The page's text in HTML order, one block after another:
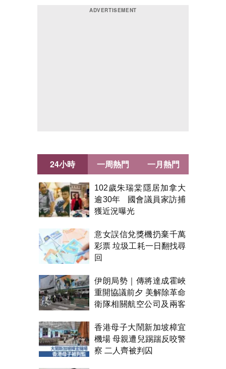
24小時
102歲朱瑞棠隱居加拿大
逾30年 國會議員家訪捕
獲近況曝光
意女誤信兌獎機扔棄千萬
彩票 垃圾工耗一日翻找尋
回
伊朗局勢｜傳將達成霍峽
重開協議前夕 美解除革命
衛隊相關航空公司及兩客
香港母子大鬧新加坡樟宜
機場 母親遭兒踢踹反咬警
察 二人齊被判囚
一周熱門 一月熱門